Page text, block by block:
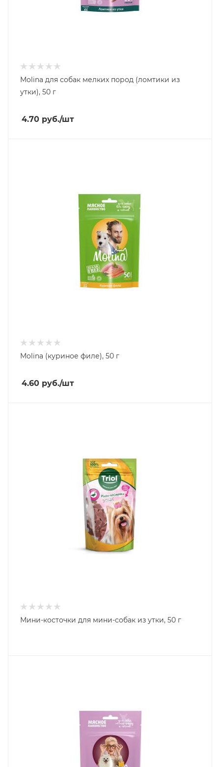
Molina для собак мелких пород (ломтики из
утки), 50 г
4.70 руб./шт
Molina (куриное филе), 50 г
4.60 руб./шт
Мини-косточки для мини-собак из утки, 50 г